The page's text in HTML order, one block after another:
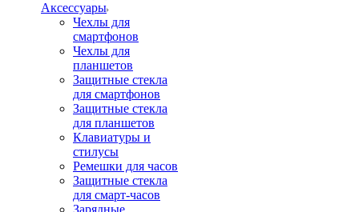
Аксессуары
Чехлы для
смартфонов
Чехлы для
планшетов
Защитные стекла
для смартфонов
Защитные стекла
для планшетов
Клавиатуры и
стилусы
Ремешки для часов
Защитные стекла
для смарт-часов
Зарядные